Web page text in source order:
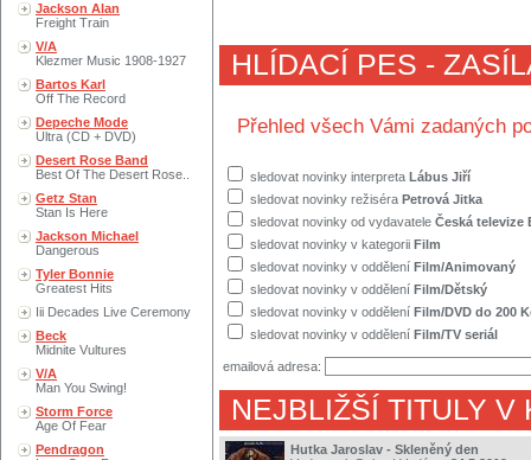
Jackson Alan
Freight Train
V/A
Klezmer Music 1908-1927
Bartos Karl
Off The Record
Depeche Mode
Ultra (CD + DVD)
Desert Rose Band
Best Of The Desert Rose..
Getz Stan
Stan Is Here
Jackson Michael
Dangerous
Tyler Bonnie
Greatest Hits
Iii Decades Live Ceremony
Beck
Midnite Vultures
V/A
Man You Swing!
Storm Force
Age Of Fear
Pendragon
HLÍDACÍ PES -
Přehled všech Vámi zadaných
sledovat novinky interpreta Lábus Jiří
sledovat novinky režiséra Petrová Jitka
sledovat novinky od vydavatele Česká televize
sledovat novinky v kategorii Film
sledovat novinky v oddělení Film/Animovaný
sledovat novinky v oddělení Film/Dětský
sledovat novinky v oddělení Film/DVD do 200
sledovat novinky v oddělení Film/TV seriál
emailová adresa:
NEJBLIŽŠÍ TITULY V
Hutka Jaroslav - Skleněný den